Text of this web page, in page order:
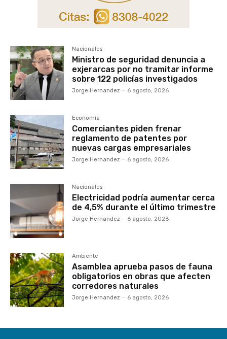
Nacionales
Ministro de seguridad denuncia a
exjerarcas por no tramitar informe
sobre 122 policías investigados
Jorge Hernandez - 6 agosto, 2026
Economía
Comerciantes piden frenar
reglamento de patentes por
nuevas cargas empresariales
Jorge Hernandez - 6 agosto, 2026
Nacionales
Electricidad podría aumentar cerca
de 4,5% durante el último trimestre
Jorge Hernandez - 6 agosto, 2026
Ambiente
Asamblea aprueba pasos de fauna
obligatorios en obras que afecten
corredores naturales
Jorge Hernandez - 6 agosto, 2026